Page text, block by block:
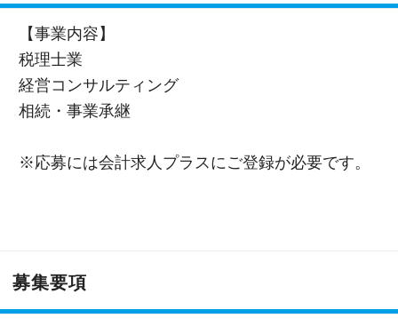
【事業内容】
税理士業
経営コンサルティング
相続・事業承継
※応募には会計求人プラスにご登録が必要です。
募集要項